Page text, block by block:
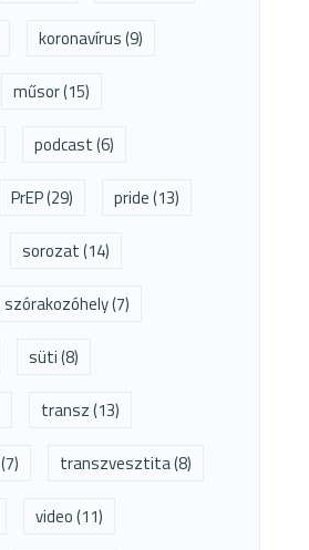
koronavírus(9)
műsor(15)
podcast(6)
PrEP(29) pride(13)
sorozat(14)
szórakozóhely(7)
süti(8)
transz(13)
(7) transzvesztita(8)
video(11)